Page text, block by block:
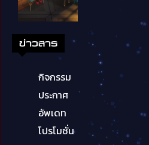
ข่าวสาร
กิจกรรม
ประกาศ
อัพเดท
โปรโมชั่น